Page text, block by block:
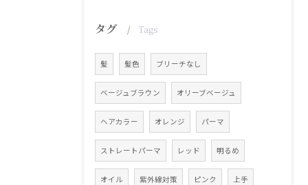
タグ Tags
髪 髪色 ブリーチなし
ベージュブラウン オリーブベージュ
ヘアカラー オレンジ パーマ
ストレートパーマ レッド 明るめ
オイル 紫外線対策 ピンク 上手